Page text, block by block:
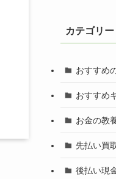
カテゴリー
おすすめ
おすすめ
お金の教
先払い買
後払い現